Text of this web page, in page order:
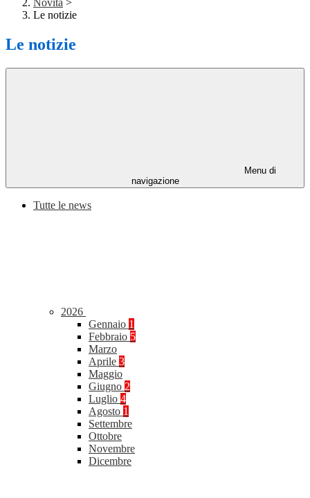
Novità >
Le notizie
Le notizie
Menu di
navigazione
Tutte le news
2026
Gennaio 1
Febbraio 5
Marzo
Aprile 3
Maggio
Giugno 2
Luglio 4
Agosto 1
Settembre
Ottobre
Novembre
Dicembre